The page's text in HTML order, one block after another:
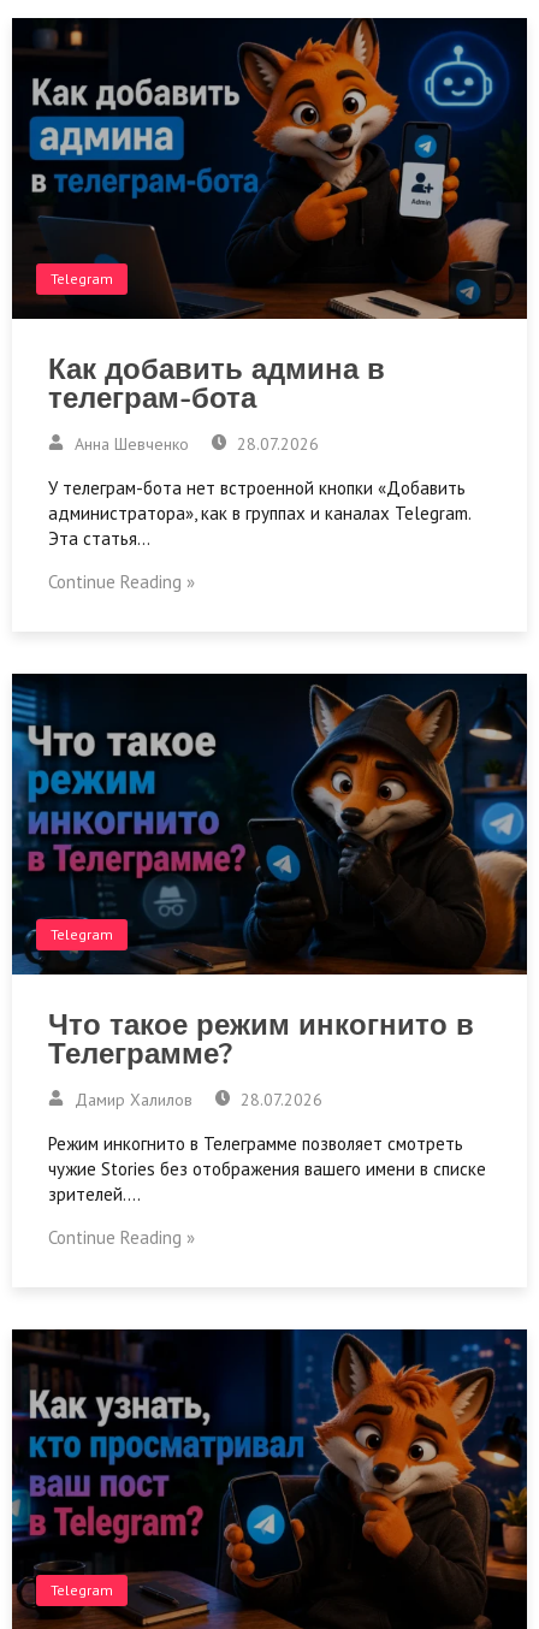
Telegram
Как добавить админа в
телеграм-бота
Анна Шевченко 28.07.2026
У телеграм-бота нет встроенной кнопки «Добавить
администратора», как в группах и каналах Telegram.
Эта статья…
Continue Reading »
Telegram
Что такое режим инкогнито в
Телеграмме?
Дамир Халилов 28.07.2026
Режим инкогнито в Телеграмме позволяет смотреть
чужие Stories без отображения вашего имени в списке
зрителей.…
Continue Reading »
Telegram